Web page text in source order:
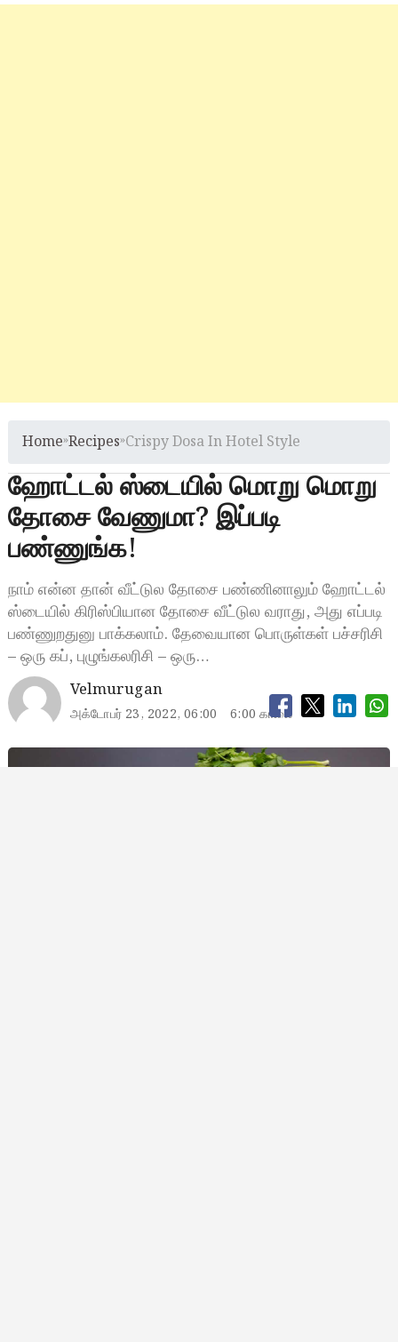
Home»Recipes»Crispy Dosa In Hotel Style
ஹோட்டல் ஸ்டையில் மொறு மொறு
தோசை வேணுமா? இப்படி
பண்ணுங்க!
நாம் என்ன தான் வீட்டுல தோசை பண்ணினாலும் ஹோட்டல்
ஸ்டையில் கிரிஸ்பியான தோசை வீட்டுல வராது, அது எப்படி
பண்ணுறதுனு பாக்கலாம். தேவையான பொருள்கள் பச்சரிசி
– ஒரு கப், புழுங்கலரிசி – ஒரு…
Velmurugan
அக்டோபர் 23, 2022, 06:00 6:00 காலை